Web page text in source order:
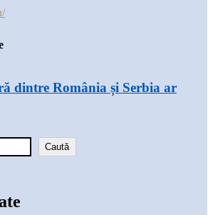
dintre România și Serbia ar
Caută